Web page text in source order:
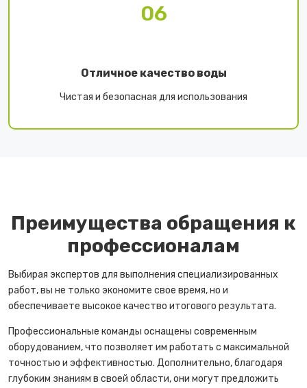
06
Отличное качество воды
Чистая и безопасная для использования
Преимущества обращения к
профессионалам
Выбирая экспертов для выполнения специализированных
работ, вы не только экономите свое время, но и
обеспечиваете высокое качество итогового результата.
Профессиональные команды оснащены современным
оборудованием, что позволяет им работать с максимальной
точностью и эффективностью. Дополнительно, благодаря
глубоким знаниям в своей области, они могут предложить